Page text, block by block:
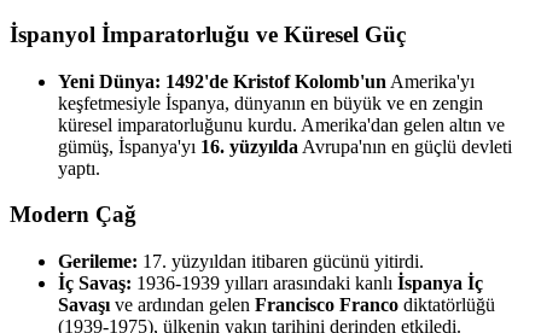
İspanyol İmparatorluğu ve Küresel Güç
Yeni Dünya: 1492'de Kristof Kolomb'un Amerika'yı
keşfetmesiyle İspanya, dünyanın en büyük ve en zengin
küresel imparatorluğunu kurdu. Amerika'dan gelen altın ve
gümüş, İspanya'yı 16. yüzyılda Avrupa'nın en güçlü devleti
yaptı.
Modern Çağ
Gerileme: 17. yüzyıldan itibaren gücünü yitirdi.
İç Savaş: 1936-1939 yılları arasındaki kanlı İspanya İç
Savaşı ve ardından gelen Francisco Franco diktatörlüğü
(1939-1975), ülkenin yakın tarihini derinden etkiledi.